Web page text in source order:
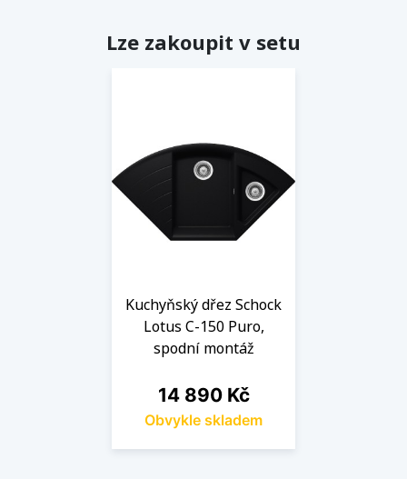
Lze zakoupit v setu
Kuchyňský dřez Schock
Lotus C-150 Puro,
spodní montáž
Cena
14 890 Kč
Obvykle skladem